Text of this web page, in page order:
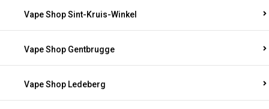
Vape Shop Sint-Kruis-Winkel
Vape Shop Gentbrugge
Vape Shop Ledeberg